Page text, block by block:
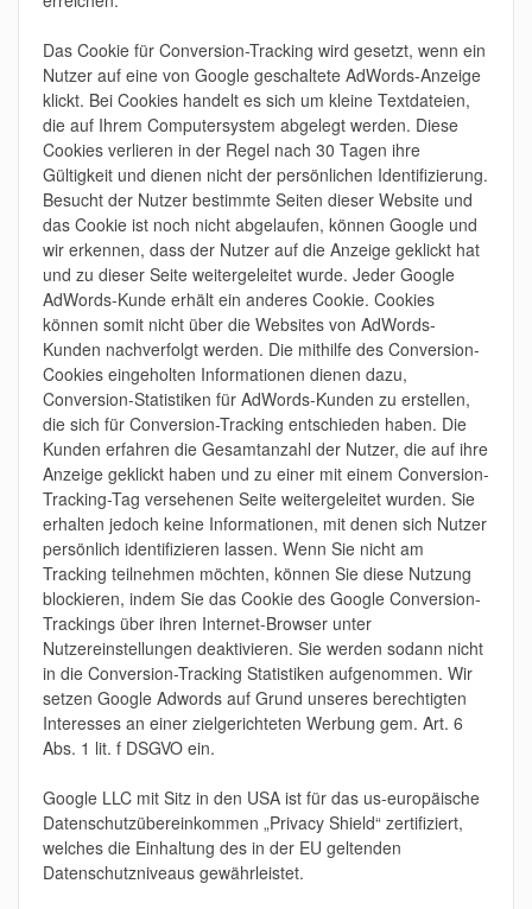
Das Cookie für Conversion-Tracking wird gesetzt, wenn ein
Nutzer auf eine von Google geschaltete AdWords-Anzeige
klickt. Bei Cookies handelt es sich um kleine Textdateien,
die auf Ihrem Computersystem abgelegt werden. Diese
Cookies verlieren in der Regel nach 30 Tagen ihre
Gültigkeit und dienen nicht der persönlichen Identifizierung.
Besucht der Nutzer bestimmte Seiten dieser Website und
das Cookie ist noch nicht abgelaufen, können Google und
wir erkennen, dass der Nutzer auf die Anzeige geklickt hat
und zu dieser Seite weitergeleitet wurde. Jeder Google
AdWords-Kunde erhält ein anderes Cookie. Cookies
können somit nicht über die Websites von AdWords-
Kunden nachverfolgt werden. Die mithilfe des Conversion-
Cookies eingeholten Informationen dienen dazu,
Conversion-Statistiken für AdWords-Kunden zu erstellen,
die sich für Conversion-Tracking entschieden haben. Die
Kunden erfahren die Gesamtanzahl der Nutzer, die auf ihre
Anzeige geklickt haben und zu einer mit einem Conversion-
Tracking-Tag versehenen Seite weitergeleitet wurden. Sie
erhalten jedoch keine Informationen, mit denen sich Nutzer
persönlich identifizieren lassen. Wenn Sie nicht am
Tracking teilnehmen möchten, können Sie diese Nutzung
blockieren, indem Sie das Cookie des Google Conversion-
Trackings über ihren Internet-Browser unter
Nutzereinstellungen deaktivieren. Sie werden sodann nicht
in die Conversion-Tracking Statistiken aufgenommen. Wir
setzen Google Adwords auf Grund unseres berechtigten
Interesses an einer zielgerichteten Werbung gem. Art. 6
Abs. 1 lit. f DSGVO ein.
Google LLC mit Sitz in den USA ist für das us-europäische
Datenschutzübereinkommen „Privacy Shield“ zertifiziert,
welches die Einhaltung des in der EU geltenden
Datenschutzniveaus gewährleistet.